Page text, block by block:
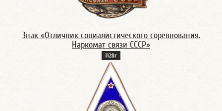
Знак «Отличник социалистического соревнования.
Наркомат связи СССР»
1128г